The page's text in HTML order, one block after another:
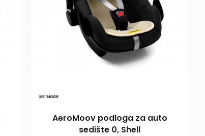
AeroMoov podloga za auto
sedište 0, Shell